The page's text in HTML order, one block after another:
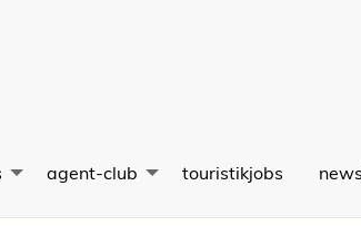
agent-club touristikjobs